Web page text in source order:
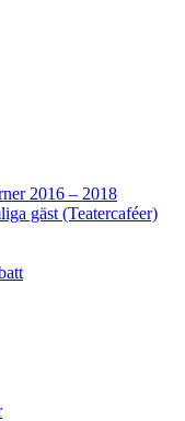
2016 – 2018
gäst (Teatercaféer)